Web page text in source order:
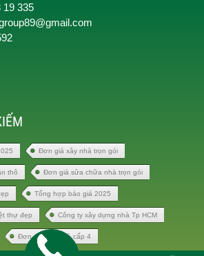
19 335
Đơn giá xây nhà trọn gói
thô Đơn giá sửa chữa nhà trọn gói
Tổng hợp báo giá 2025
thự đẹp Công ty xây dựng nhà Tp HCM
Đơn giá xây nhà cấp 4